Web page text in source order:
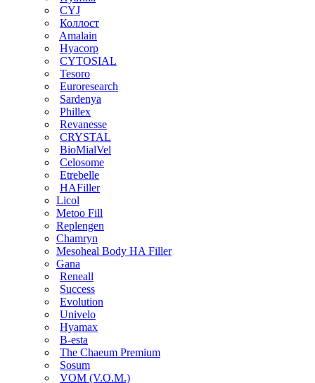
CYJ
Коллост
Amalain
Hyacorp
CYTOSIAL
Tesoro
Euroresearch
Sardenya
Phillex
Revanesse
CRYSTAL
BioMialVel
Celosome
Etrebelle
HAFiller
Licol
Metoo Fill
Replengen
Chamryn
Mesoheal Body HA Filler
Gana
Reneall
Success
Evolution
Univelo
Hyamax
B-esta
The Chaeum Premium
Sosum
VOM (V.O.M.)